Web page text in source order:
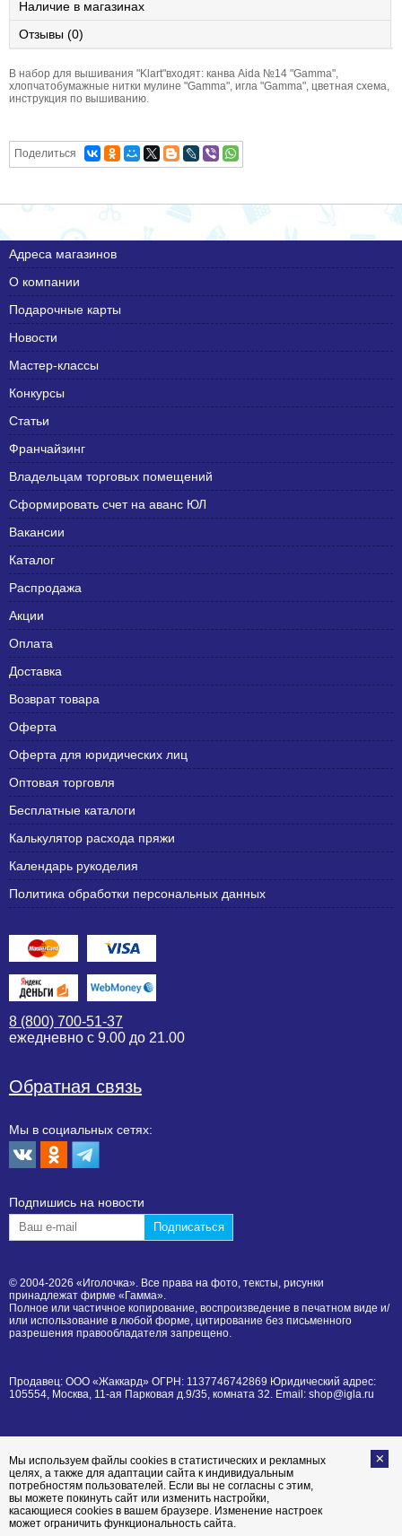
Наличие в магазинах
Отзывы (0)
В набор для вышивания "Klart"входят: канва Aida №14 "Gamma",
хлопчатобумажные нитки мулине "Gamma", игла "Gamma", цветная схема,
инструкция по вышиванию.
Поделиться
Адреса магазинов
О компании
Подарочные карты
Новости
Мастер-классы
Конкурсы
Статьи
Франчайзинг
Владельцам торговых помещений
Сформировать счет на аванс ЮЛ
Вакансии
Каталог
Распродажа
Акции
Оплата
Доставка
Возврат товара
Оферта
Оферта для юридических лиц
Оптовая торговля
Бесплатные каталоги
Калькулятор расхода пряжи
Календарь рукоделия
Политика обработки персональных данных
8 (800) 700-51-37
ежедневно с 9.00 до 21.00
Обратная связь
Мы в социальных сетях:
Подпишиcь на новости
© 2004-2026 «Иголочка». Все права на фото, тексты, рисунки
принадлежат фирме «Гамма».
Полное или частичное копирование, воспроизведение в печатном виде и/
или использование в любой форме, цитирование без письменного
разрешения правообладателя запрещено.
Продавец: ООО «Жаккард» ОГРН: 1137746742869 Юридический адрес:
105554, Москва, 11-ая Парковая д.9/35, комната 32. Email: shop@igla.ru
Мы используем файлы cookies в статистических и рекламных
целях, а также для адаптации сайта к индивидуальным
потребностям пользователей. Если вы не согласны с этим,
вы можете покинуть сайт или изменить настройки,
касающиеся cookies в вашем браузере. Изменение настроек
может ограничить функциональность сайта.